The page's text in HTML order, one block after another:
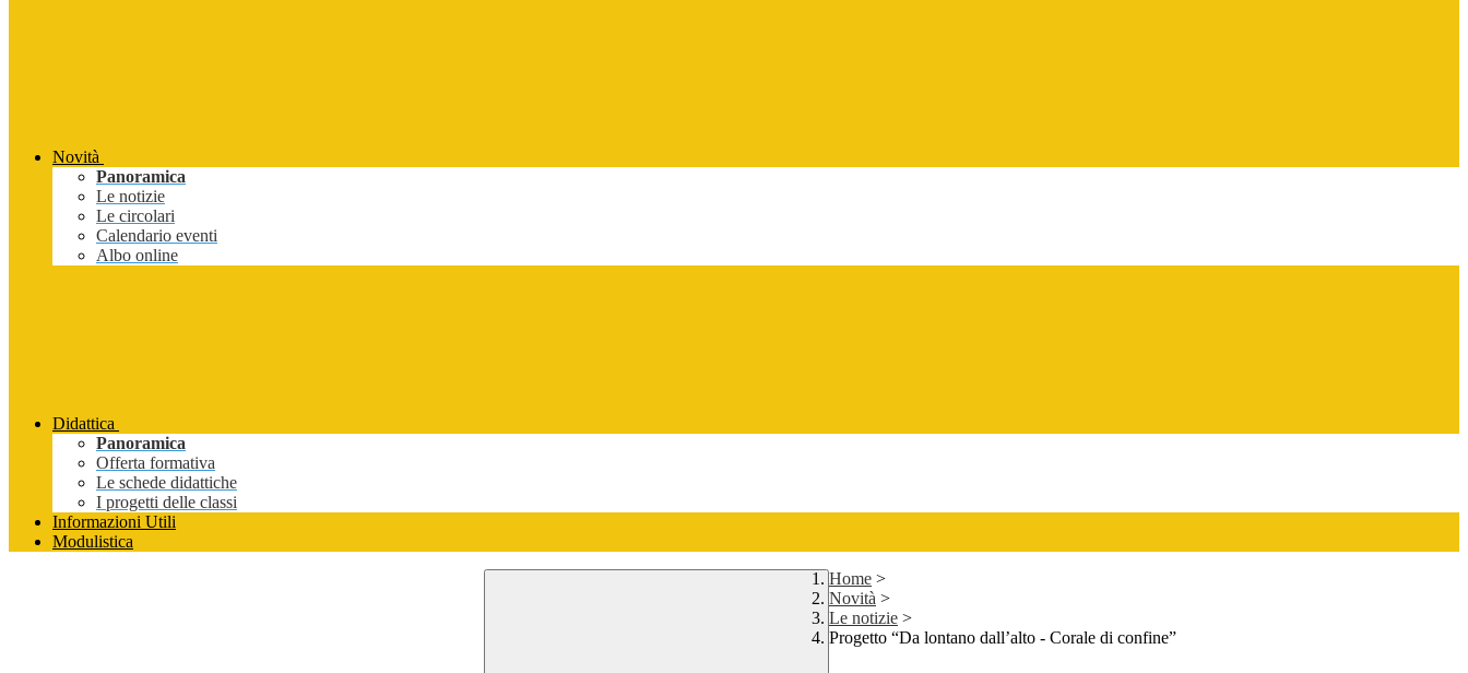
Novità
Panoramica
Le notizie
Le circolari
Calendario eventi
Albo online
Didattica
Panoramica
Offerta formativa
Le schede didattiche
I progetti delle classi
Informazioni Utili
Modulistica
Home >
Novità >
Le notizie >
Progetto “Da lontano dall’alto - Corale di confine”